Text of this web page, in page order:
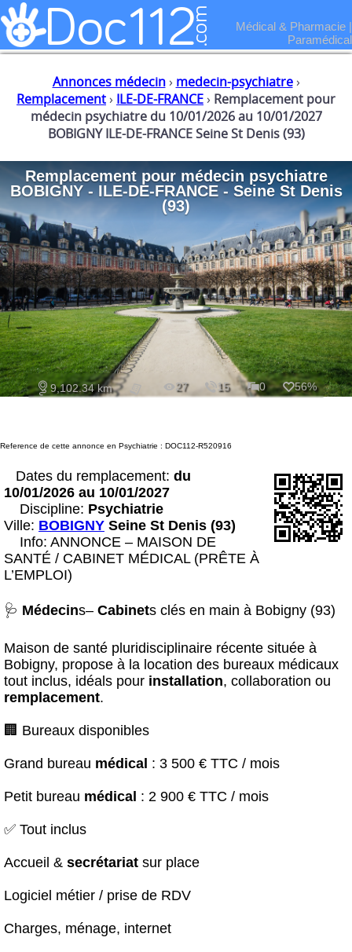
Médical & Pharmacie |
Paramédical
Annonces médecin › medecin-psychiatre ›
Remplacement› ILE-DE-FRANCE› Remplacement pour
médecin psychiatre du 10/01/2026 au 10/01/2027
BOBIGNY ILE-DE-FRANCE Seine St Denis (93)
Remplacementpour médecin psychiatre
BOBIGNY - ILE-DE-FRANCE - Seine St Denis
(93)
9,102.34 km 27 15 0 56%
Reference de cette annonce en Psychiatrie : DOC112-R520916
Dates du remplacement: du
10/01/2026 au 10/01/2027
Discipline: Psychiatrie
Ville: BOBIGNY Seine St Denis (93)
Info: ANNONCE – MAISON DE
SANTÉ / CABINET MÉDICAL (PRÊTE À
L’EMPLOI)
🩺 Médecins– Cabinets clés en main à Bobigny (93)
Maison de santé pluridisciplinaire récente située à
Bobigny, propose à la location des bureaux médicaux
tout inclus, idéals pour installation, collaboration ou
remplacement.
🏢 Bureaux disponibles
Grand bureau médical : 3 500 € TTC / mois
Petit bureau médical : 2 900 € TTC / mois
✅ Tout inclus
Accueil & secrétariat sur place
Logiciel métier / prise de RDV
Charges, ménage, internet